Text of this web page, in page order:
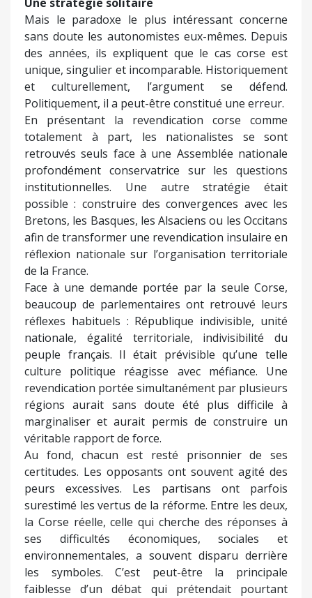
Mais le paradoxe le plus intéressant concerne
sans doute les autonomistes eux-mêmes. Depuis
des années, ils expliquent que le cas corse est
unique, singulier et incomparable. Historiquement
et culturellement, l’argument se défend.
Politiquement, il a peut-être constitué une erreur.
En présentant la revendication corse comme
totalement à part, les nationalistes se sont
retrouvés seuls face à une Assemblée nationale
profondément conservatrice sur les questions
institutionnelles. Une autre stratégie était
possible : construire des convergences avec les
Bretons, les Basques, les Alsaciens ou les Occitans
afin de transformer une revendication insulaire en
réflexion nationale sur l’organisation territoriale
de la France.
Face à une demande portée par la seule Corse,
beaucoup de parlementaires ont retrouvé leurs
réflexes habituels : République indivisible, unité
nationale, égalité territoriale, indivisibilité du
peuple français. Il était prévisible qu’une telle
culture politique réagisse avec méfiance. Une
revendication portée simultanément par plusieurs
régions aurait sans doute été plus difficile à
marginaliser et aurait permis de construire un
véritable rapport de force.
Au fond, chacun est resté prisonnier de ses
certitudes. Les opposants ont souvent agité des
peurs excessives. Les partisans ont parfois
surestimé les vertus de la réforme. Entre les deux,
la Corse réelle, celle qui cherche des réponses à
ses difficultés économiques, sociales et
environnementales, a souvent disparu derrière
les symboles. C’est peut-être la principale
faiblesse d’un débat qui prétendait pourtant